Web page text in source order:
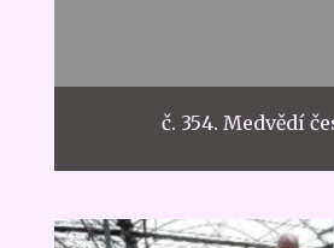
č. 354. Medvědí